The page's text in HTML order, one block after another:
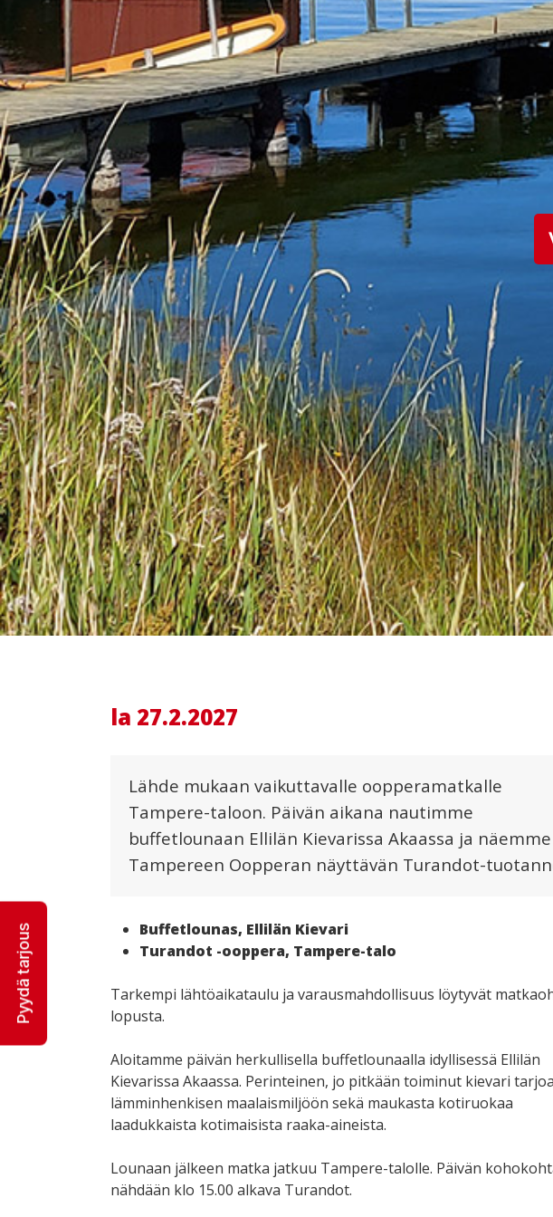
Pyydä tarjous
la 27.2.2027
Lähde mukaan vaikuttavalle oopperamatkalle
Tampere-taloon. Päivän aikana nautimme
buffetlounaan Ellilän Kievarissa Akaassa ja näemme
Tampereen Oopperan näyttävän Turandot-
Buffetlounas, Ellilän Kievari
Turandot -ooppera, Tampere-talo
Tarkempi lähtöaikataulu ja varausmahdollisuus löytyvät
lopusta.
Aloitamme päivän herkullisella buffetlounaalla idyllisessä Ellilän
Kievarissa Akaassa. Perinteinen, jo pitkään toiminut kievari
lämminhenkisen maalaismiljöön sekä maukasta kotiruokaa
laadukkaista kotimaisista raaka-aineista.
Lounaan jälkeen matka jatkuu Tampere-talolle. Päivän
nähdään klo 15.00 alkava Turandot.